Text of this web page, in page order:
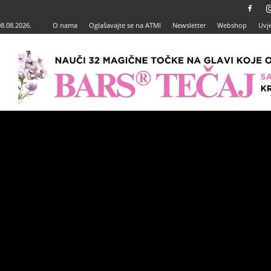
O nama Oglašavajte se na ATMI Newsletter Webshop